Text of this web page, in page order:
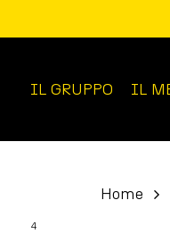
IL GRUPPO IL
4
Home